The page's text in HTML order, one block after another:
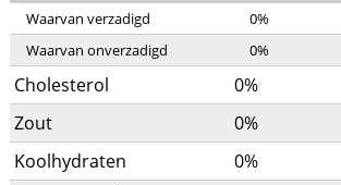
Waarvan verzadigd 0%
Waarvan onverzadigd
0%
Cholesterol 0%
Zout
0%
Koolhydraten
0%